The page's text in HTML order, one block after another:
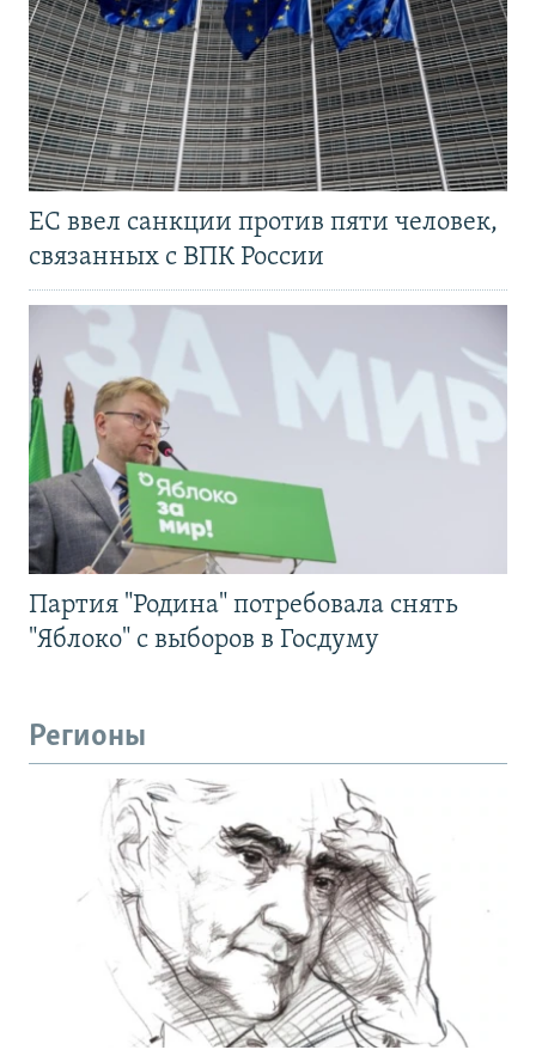
ЕС ввел санкции против пяти человек,
связанных с ВПК России
Партия "Родина" потребовала снять
"Яблоко" с выборов в Госдуму
Регионы